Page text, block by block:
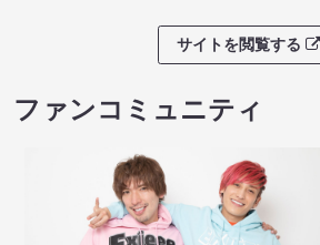
サイトを閲覧する
ファンコミュニティ